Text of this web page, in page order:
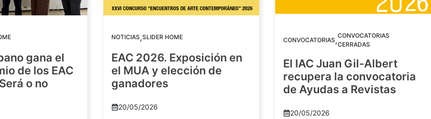
gana el
de los EAC
o no
NOTICIAS,SLIDER HOME
EAC 2026. Exposición en
el MUA y elección de
ganadores
20/05/2026
CONVOCATORIAS,CONVOCATORIAS
CERRADAS
El IAC Juan Gil-Albert
recupera la convocatoria
de Ayudas a Revistas
20/05/2026